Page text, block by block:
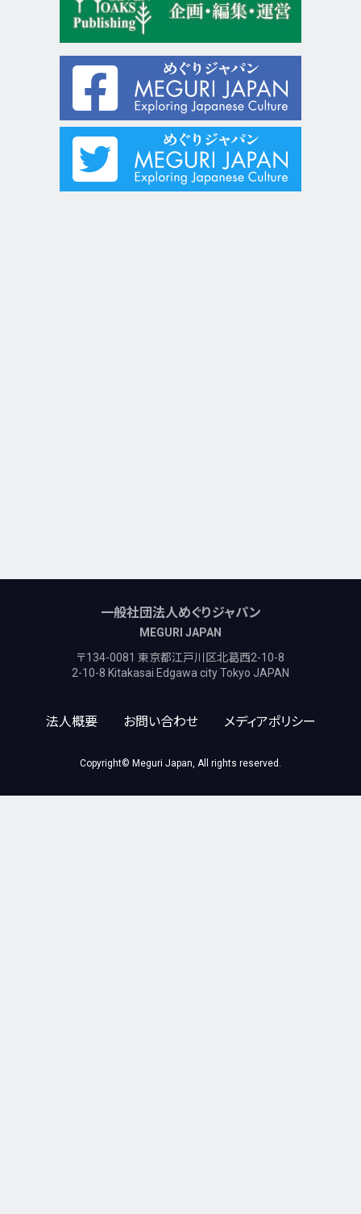
一般社団法人めぐりジャパン
MEGURI JAPAN
〒134-0081 東京都江戸川区北葛西2-10-8
2-10-8 Kitakasai Edgawa city Tokyo JAPAN
法人概要 お問い合わせ メディアポリシー
Copyright© Meguri Japan, All rights reserved.